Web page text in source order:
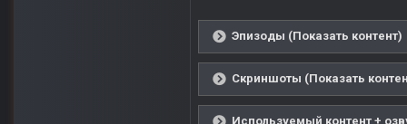
Эпизоды (Показать контент)
Скриншоты (Показать
Используемый контент +